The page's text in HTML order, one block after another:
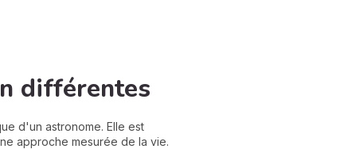
différentes
d'un astronome. Elle est
approche mesurée de la vie.